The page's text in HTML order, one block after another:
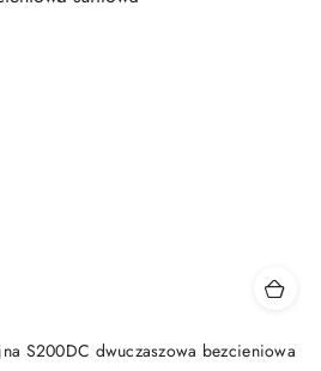
S200DC dwuczaszowa bezcieniowa